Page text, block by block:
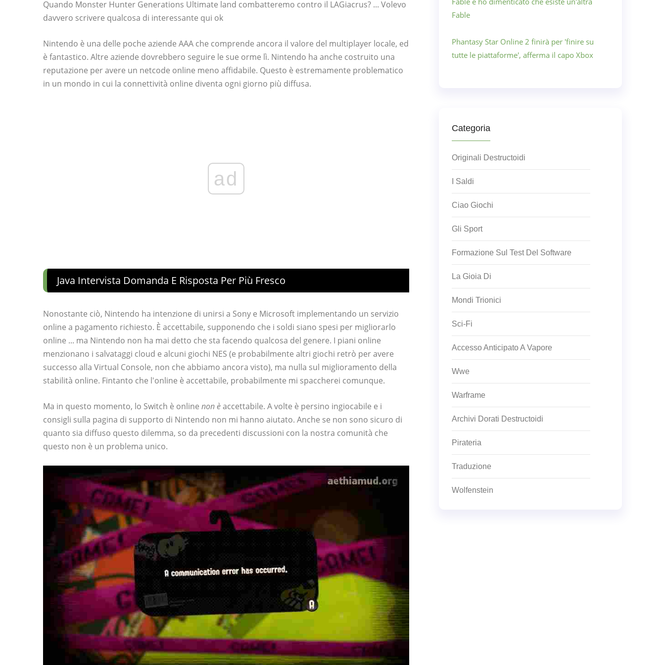
Quando Monster Hunter Generations Ultimate land combatteremo contro il LAGiacrus? ... Volevo
davvero scrivere qualcosa di interessante qui ok
Nintendo è una delle poche aziende AAA che comprende ancora il valore del multiplayer locale, ed
è fantastico. Altre aziende dovrebbero seguire le sue orme lì. Nintendo ha anche costruito una
reputazione per avere un netcode online meno affidabile. Questo è estremamente problematico
in un mondo in cui la connettività online diventa ogni giorno più diffusa.
ad
Java Intervista Domanda E Risposta Per Più Fresco
Nonostante ciò, Nintendo ha intenzione di unirsi a Sony e Microsoft implementando un servizio
online a pagamento richiesto. È accettabile, supponendo che i soldi siano spesi per migliorarlo
online ... ma Nintendo non ha mai detto che sta facendo qualcosa del genere. I piani online
menzionano i salvataggi cloud e alcuni giochi NES (e probabilmente altri giochi retrò per avere
successo alla Virtual Console, non che abbiamo ancora visto), ma nulla sul miglioramento della
stabilità online. Fintanto che l'online è accettabile, probabilmente mi spaccherei comunque.
Ma in questo momento, lo Switch è online non èaccettabile. A volte è persino ingiocabile e i
consigli sulla pagina di supporto di Nintendo non mi hanno aiutato. Anche se non sono sicuro di
quanto sia diffuso questo dilemma, so da precedenti discussioni con la nostra comunità che
questo non è un problema unico.
Fable
Phantasy Star Online 2 finirà per 'finire su
tutte le piattaforme', afferma il capo Xbox
Categoria
Originali Destructoidi
I Saldi
Ciao Giochi
Gli Sport
Formazione Sul Test Del Software
La Gioia Di
Mondi Trionici
Sci-Fi
Accesso Anticipato A Vapore
Wwe
Warframe
Archivi Dorati Destructoidi
Pirateria
Traduzione
Wolfenstein